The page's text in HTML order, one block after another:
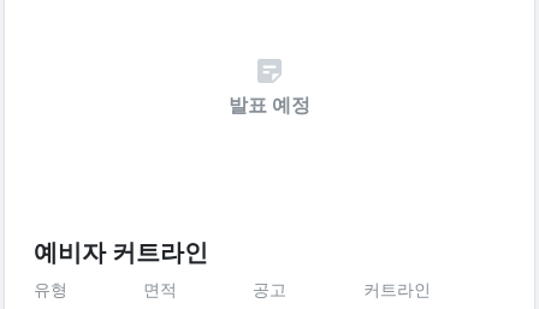
발표 예정
예비자 커트라인
유형 면적 공고 커트라인